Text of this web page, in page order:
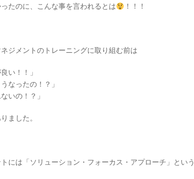
たのに、こんな事を言われるとは
！！！
ジメントのトレーニングに取り組む前は
い！！」
なったの！？」
いの！？」
ました。
には「ソリューション・フォーカス・アプローチ」という